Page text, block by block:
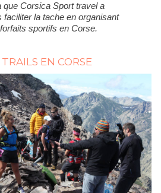
que Corsica Sport travel a
faciliter la tache en organisant
sportifs en Corse.
EN CORSE